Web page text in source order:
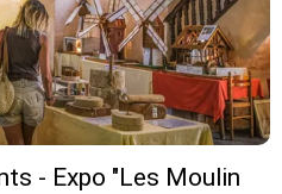
- Expo "Les Moulin